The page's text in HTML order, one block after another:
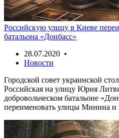
Российскую улицу в Киеве
батальона «Донбасс»
28.07.2020 •
Новости
Городской совет украинской
Российская на улицу Юрия
добровольческом батальоне
переименовать улицы Минина и